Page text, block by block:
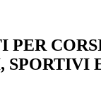
PER
SPORTIVI